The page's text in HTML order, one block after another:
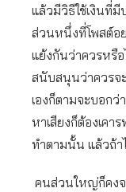
แล้วมีวิธีใช้เงินที่มี
ส่วนหนึ่งที่โพสต์อย่
แย้งกันว่าควรหรื
สนับสนุนว่าควรจ
เองก็ตามจะบอกว่
หาเสียงก็ต้องเคา
ทำตามนั้น แล้วถ้า
คนส่วนใหญ่ก็คงจ